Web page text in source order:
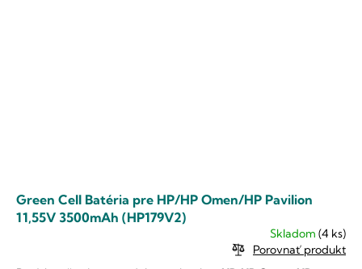
Green Cell Batéria pre HP/HP Omen/HP Pavilion
11,55V 3500mAh (HP179V2)
Skladom (4 ks)
Porovnať produkt